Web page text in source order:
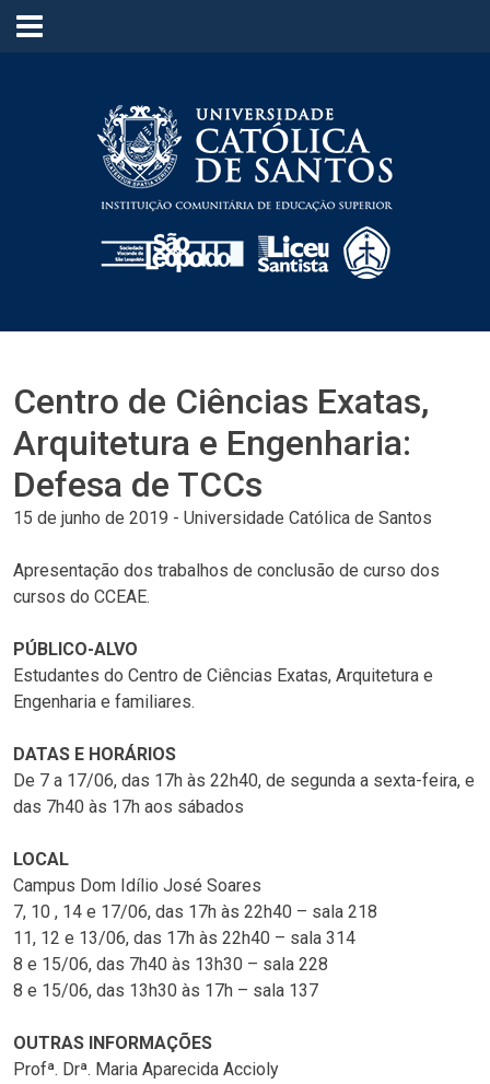
≡
Centro de Ciências Exatas,
Arquitetura e Engenharia:
Defesa de TCCs
15 de junho de 2019 - Universidade Católica de Santos
Apresentação dos trabalhos de conclusão de curso dos
cursos do CCEAE.
PÚBLICO-ALVO
Estudantes do Centro de Ciências Exatas, Arquitetura e
Engenharia e familiares.
DATAS E HORÁRIOS
De 7 a 17/06, das 17h às 22h40, de segunda a sexta-feira, e
das 7h40 às 17h aos sábados
LOCAL
Campus Dom Idílio José Soares
7, 10 , 14 e 17/06, das 17h às 22h40 – sala 218
11, 12 e 13/06, das 17h às 22h40 – sala 314
8 e 15/06, das 7h40 às 13h30 – sala 228
8 e 15/06, das 13h30 às 17h – sala 137
OUTRAS INFORMAÇÕES
Profª. Drª. Maria Aparecida Accioly